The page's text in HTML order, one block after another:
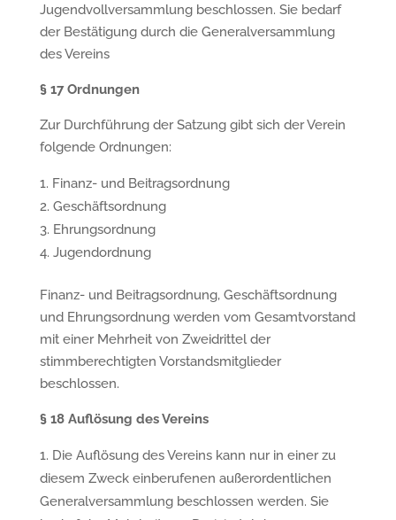
Jugendvollversammlung beschlossen. Sie bedarf
der Bestätigung durch die Generalversammlung
des Vereins
§17 Ordnungen
Zur Durchführung der Satzung gibt sich der Verein
folgende Ordnungen:
Finanz- und Beitragsordnung
Geschäftsordnung
Ehrungsordnung
Jugendordnung
Finanz- und Beitragsordnung, Geschäftsordnung
und Ehrungsordnung werden vom Gesamtvorstand
mit einer Mehrheit von Zweidrittel der
stimmberechtigten Vorstandsmitglieder
beschlossen.
§18 Auflösung des Vereins
Die Auflösung des Vereins kann nur in einer zu
diesem Zweck einberufenen außerordentlichen
Generalversammlung beschlossen werden. Sie